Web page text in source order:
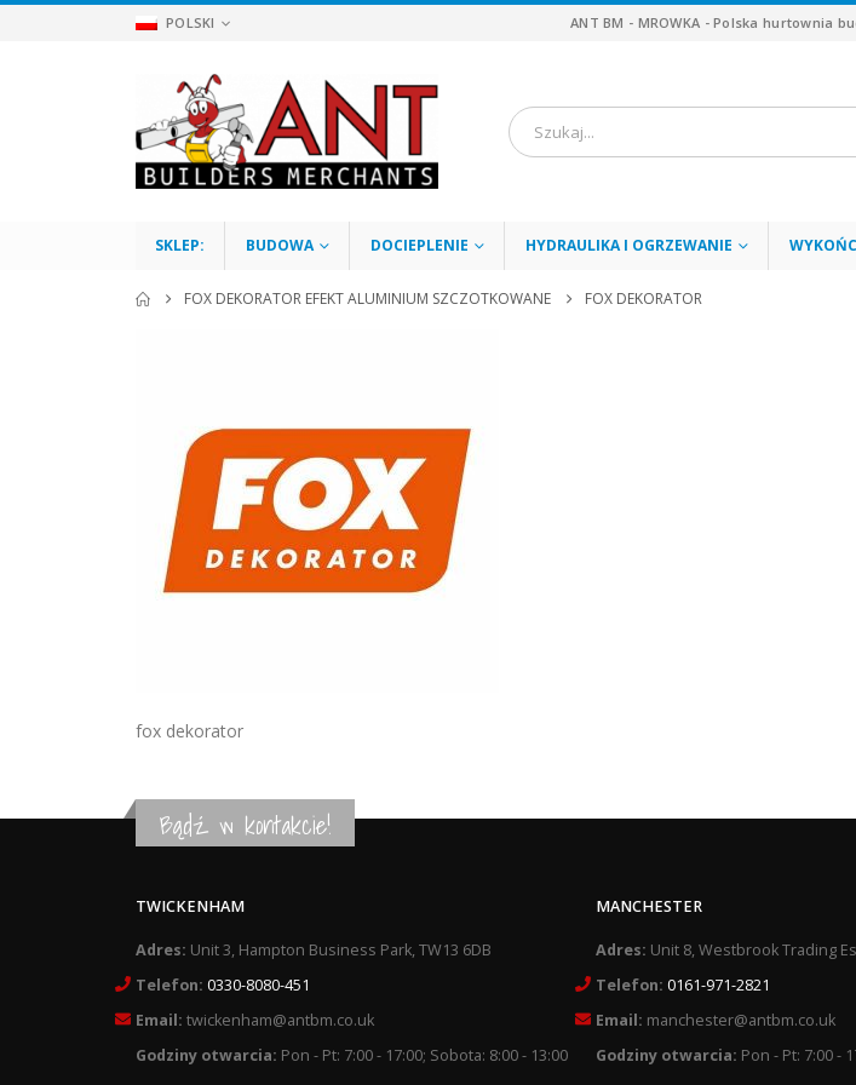
POLSKI ANT BM - MROWKA - Polska hurtownia
SKLEP: BUDOWA DOCIEPLENIE HYDRAULIKA I OGRZEWANIE
FOX DEKORATOR EFEKT ALUMINIUM SZCZOTKOWANE FOX DEKORATOR
fox dekorator
Bądź w kontakcie!
TWICKENHAM
Adres: Unit 3, Hampton Business Park, TW13 6DB
Telefon: 0330-8080-451
Email: twickenham@antbm.co.uk
Godziny otwarcia: Pon - Pt: 7:00 - 17:00; Sobota: 8:00 - 13:00
MANCHESTER
Adres: Unit 8, Westbrook Trading
Telefon: 0161-971-2821
Email: manchester@antbm.co.uk
Godziny otwarcia: Pon - Pt: 7:00 -